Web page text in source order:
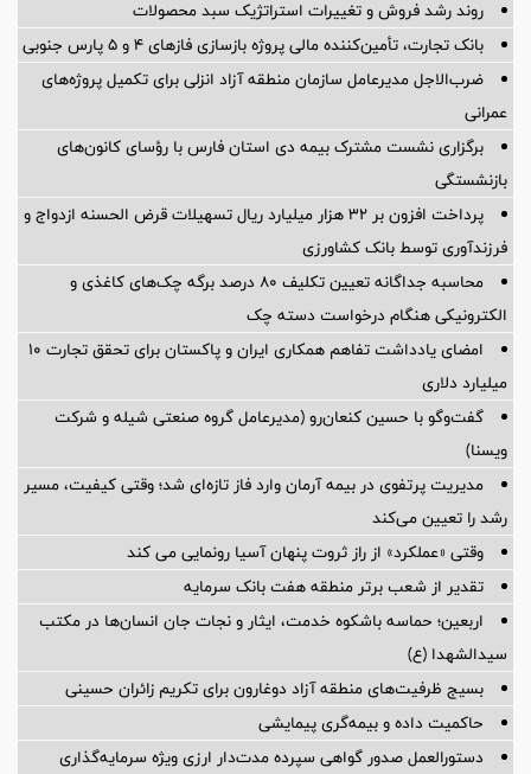
روند رشد فروش و تغییرات استراتژیک سبد محصولات
بانک تجارت، تأمین‌کننده مالی پروژه بازسازی فازهای ۴ و ۵ پارس جنوبی
ضرب‌الاجل مدیرعامل سازمان منطقه آزاد انزلی برای تكمیل پروژه‌های
عمرانی
برگزاری نشست مشترک بیمه دی استان فارس با رؤسای کانون‌های
بازنشستگی
پرداخت افزون بر 32 هزار میلیارد ریال تسهیلات قرض الحسنه ازدواج و
فرزندآوری توسط بانک کشاورزی
محاسبه جداگانه تعیین تکلیف 80 درصد برگه چک‌های کاغذی و
الکترونیکی هنگام درخواست دسته چک
امضای یادداشت تفاهم همکاری ایران و پاکستان برای تحقق تجارت ۱۰
میلیارد دلاری
گفت‌وگو با حسین كنعان‌رو (مدیرعامل گروه صنعتی شیله و شركت
ویسنا)
مدیریت پرتفوی در بیمه آرمان وارد فاز تازه‌ای شد؛ وقتی کیفیت، مسیر
رشد را تعیین می‌کند
وقتی «عملکرد» از راز ثروت پنهان آسیا رونمایی می کند
تقدیر از شعب برتر منطقه هفت بانک سرمایه
اربعین؛ حماسه باشکوه خدمت، ایثار و نجات جان انسان‌ها در مکتب
سیدالشهدا (ع)
بسیج ظرفیت‌های منطقه آزاد دوغارون برای تکریم زائران حسینی
حاکمیت داده و بیمه‌گری پیمایشی
دستورالعمل صدور گواهی سپرده مدت‌دار ارزی ویژه سرمایه‌گذاری